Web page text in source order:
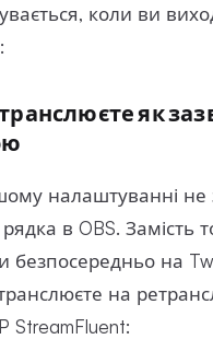
коли ви
як
налаштуванні не
в OBS. Замість
безпосередньо на
на
StreamFluent: